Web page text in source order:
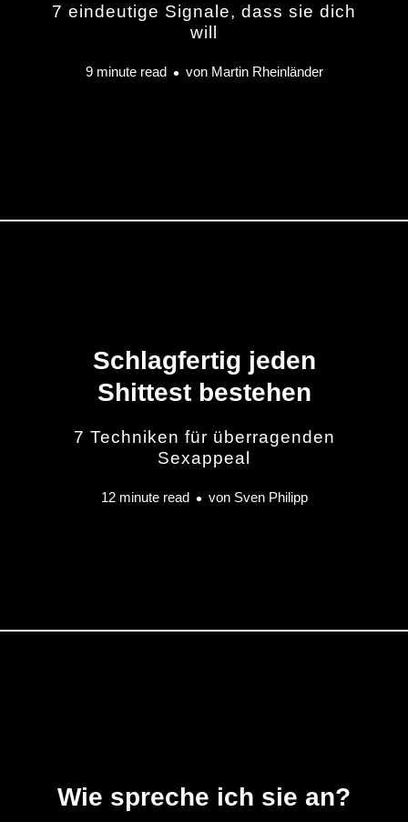
7 eindeutige Signale, dass sie dich
will
9 minute read von Martin Rheinländer
Schlagfertig jeden
Shittest bestehen
7 Techniken für überragenden
Sexappeal
12 minute read von Sven Philipp
Wie spreche ich sie an?